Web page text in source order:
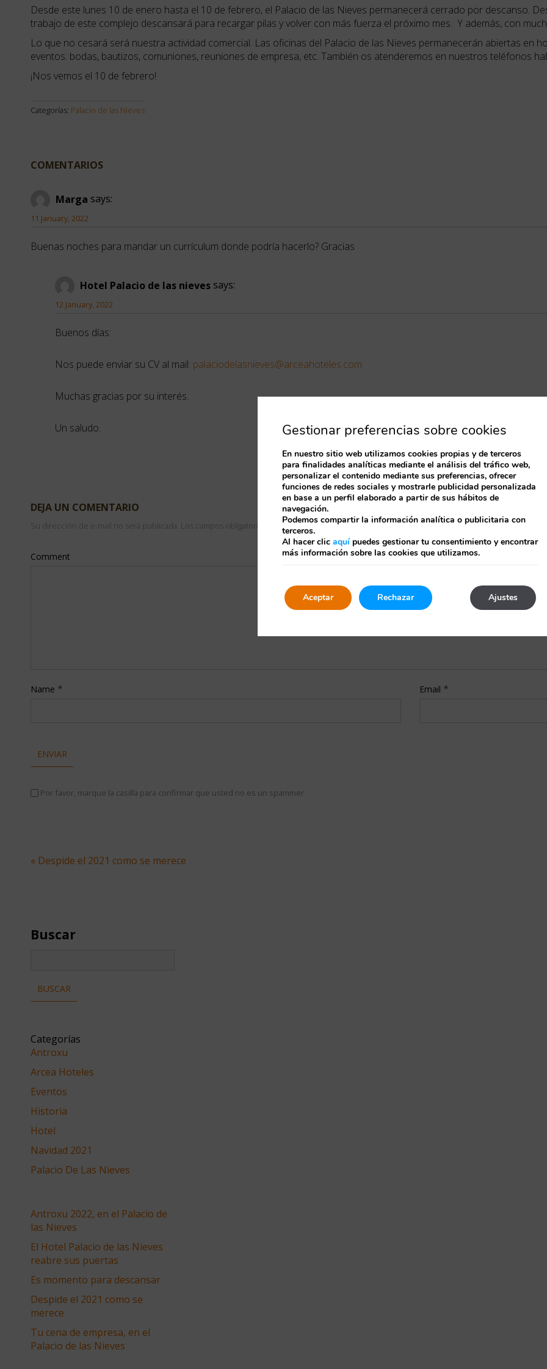
changing
dates.
changing
dates.
Desde este lunes 10 de enero hasta el 10 de febrero, el Palacio de las Nieves permanecerá cerrado por descanso.
trabajo de este complejo descansará para recargar pilas y volver con más fuerza el próximo mes. Y además, con
Lo que no cesará será nuestra actividad comercial. Las oficinas del Palacio de las Nieves permanecerán abiertas en
eventos: bodas, bautizos, comuniones, reuniones de empresa, etc. También os atenderemos en nuestros teléfonos
¡Nos vemos el 10 de febrero!
Categorías: Palacio de las Nieves
COMENTARIOS
Marga says:
11 January, 2022
Buenas noches para mandar un currículum donde podría hacerlo? Gracias
Hotel Palacio de las nieves says:
12 January, 2022
Buenos días:
Nos puede enviar su CV al mail: palaciodelasnieves@arceahoteles.com
Muchas gracias por su interés.
Un saludo.
DEJA UN COMENTARIO
Su dirección de e-mail no será publicada. Los campos obligatorios se indican con *
Comment
Name * Email *
Por favor, marque la casilla para confirmar que usted no es un spammer
« Despide el 2021 como se merece
Buscar
Categorías
Antroxu
Arcea Hoteles
Eventos
Historia
Hotel
Navidad 2021
Palacio De Las Nieves
Antroxu 2022, en el Palacio de
las Nieves
El Hotel Palacio de las Nieves
reabre sus puertas
Es momento para descansar
Despide el 2021 como se
merece
Tu cena de empresa, en el
Palacio de las Nieves
Gestionar preferencias sobre cookies
En nuestro sitio web utilizamos cookies propias y de terceros
para finalidades analíticas mediante el análisis del tráfico web,
personalizar el contenido mediante sus preferencias, ofrecer
funciones de redes sociales y mostrarle publicidad personalizada
en base a un perfil elaborado a partir de sus hábitos de
navegación.
Podemos compartir la información analítica o publicitaria con
terceros.
Al hacer clic aquípuedes gestionar tu consentimiento y encontrar
más información sobre las cookies que utilizamos.
Aceptar Ajustes
Rechazar